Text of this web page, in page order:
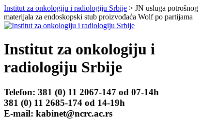
Institut za onkologiju i radiologiju Srbije > JN usluga potrošnog
materijala za endoskopski stub proizvođaća Wolf po partijama
Institut za onkologiju i
radiologiju Srbije
Telefon: 381 (0) 11 2067-147 od 07-14h
381 (0) 11 2685-174 od 14-19h
E-mail: kabinet@ncrc.ac.rs